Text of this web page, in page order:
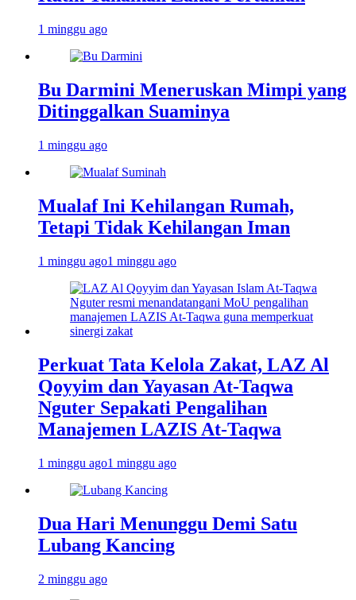
1 minggu ago
Bu Darmini Meneruskan Mimpi yang
Ditinggalkan Suaminya
1 minggu ago
Mualaf Ini Kehilangan Rumah,
Tetapi Tidak Kehilangan Iman
1 minggu ago1 minggu ago
Perkuat Tata Kelola Zakat, LAZ Al
Qoyyim dan Yayasan At-Taqwa
Nguter Sepakati Pengalihan
Manajemen LAZIS At-Taqwa
1 minggu ago1 minggu ago
Dua Hari Menunggu Demi Satu
Lubang Kancing
2 minggu ago